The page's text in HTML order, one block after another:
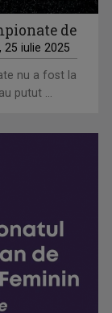
de
25 iulie 2025
nu a fost la
putut ...